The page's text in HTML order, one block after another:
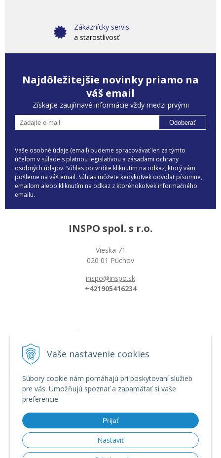
Vaše nastavenie cookies
Súbory cookie nám pomáhajú pri poskytovaní služieb
pre vás. Umožňujú spoznať a zapamätať si vaše
preferencie.
Prijať
Nastaviť
Zákaznícky servis
a starostlivosť
Najdôležitejšie novinky priamo na
váš email
Získajte zaujímavé informácie vždy medzi prvými
Odoberať
Vaše osobné údaje (email) budeme spracovávať len za týmto
účelom v súlade s platnou legislatívou a zásadami ochrany
osobných údajov. Súhlas potvrdíte kliknutím na odkaz, ktorý vám
pošleme na váš email. Súhlas môžete kedykoľvek odvolať písomne,
emailom alebo kliknutím na odkaz z ktoréhokoľvek informačného
emailu.
INSPO spol. s r.o.
Vieska 71
020 01 Púchov
inspo@inspo.sk
+421905416234
Všetko o nákupe
Možnosti platby a doprava
Dĺžka florbalovej hokejky
Zahnutie hokejky/čepele
Veľkostná tabuľka